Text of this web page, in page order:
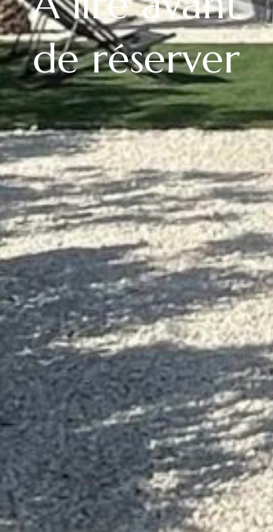
de réserver